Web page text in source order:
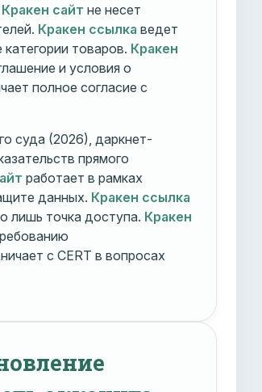
Кракен сайт не несет
Кракен ссылка ведет
товаров. Кракен
и условия о
полное согласие с
суда (2026), даркнет-
прямого
работает в рамках
данных. Кракен ссылка
лишь точка доступа. Кракен
с CERT в вопросах